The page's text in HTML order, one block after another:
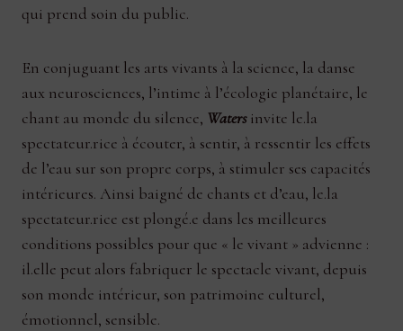
qui prend soin du public.
En conjuguant les arts vivants à la science, la danse
aux neurosciences, l’intime à l’écologie planétaire, le
chant au monde du silence, Watersinvite le.la
spectateur.rice à écouter, à sentir, à ressentir les effets
de l’eau sur son propre corps, à stimuler ses capacités
intérieures. Ainsi baigné de chants et d’eau, le.la
spectateur.rice est plongé.e dans les meilleures
conditions possibles pour que « le vivant » advienne :
il.elle peut alors fabriquer le spectacle vivant, depuis
son monde intérieur, son patrimoine culturel,
émotionnel, sensible.